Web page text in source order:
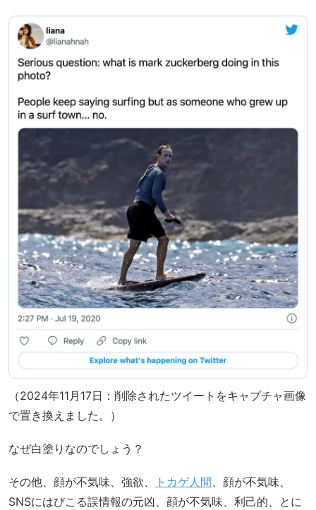
（2024年11月17日：削除されたツイートをキャプチャ画像
で置き換えました。）
なぜ白塗りなのでしょう？
その他、顔が不気味、強欲、 トカゲ人間、顔が不気味、
SNSにはびこる誤情報の元凶、顔が不気味、利己的、とに